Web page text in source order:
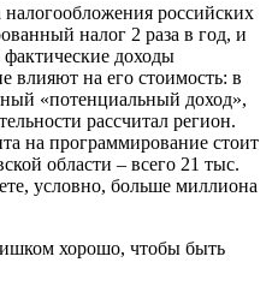
российских
налог 2 раза в год, и
доходы
влияют на его стоимость: в
«потенциальный доход»,
рассчитал регион.
на программирование стоит
области – всего 21 тыс.
условно, больше миллиона
хорошо, чтобы быть